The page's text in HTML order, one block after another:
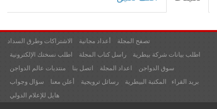
الاشتراكات وطرق السداد أعداد مجانية
تصفح المجلة
اطلب نسختك الإلكترونية
راسل كتاب المجلة
اطلب بيانات شركة بيطرية
منتديات عالم الدواجن
اتصل بنا اعداد المجلة
سوق الدواجن
سؤال وجواب
أعلن معنا رسائل ترويجية المكتبة البيطرية
بريد القراء
هايل للإعلام الدولي